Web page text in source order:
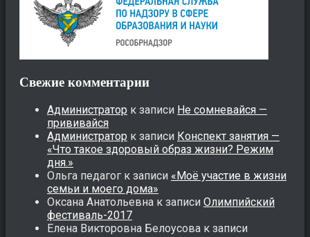
Свежие комментарии
Администратор к записи Не сомневайся —
прививайся
Администратор к записи Конспект занятия —
«Что такое здоровый образ жизни? Режим
дня.»
Ольга педагог к записи «Моё участие в жизни
семьи и моего дома»
Оксана Анатольевна к записи Олимпийский
фестиваль-2017
Елена Викторовна Белоусова к записи